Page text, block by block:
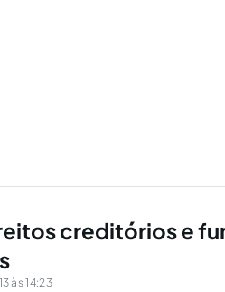
creditórios e
às 14:23